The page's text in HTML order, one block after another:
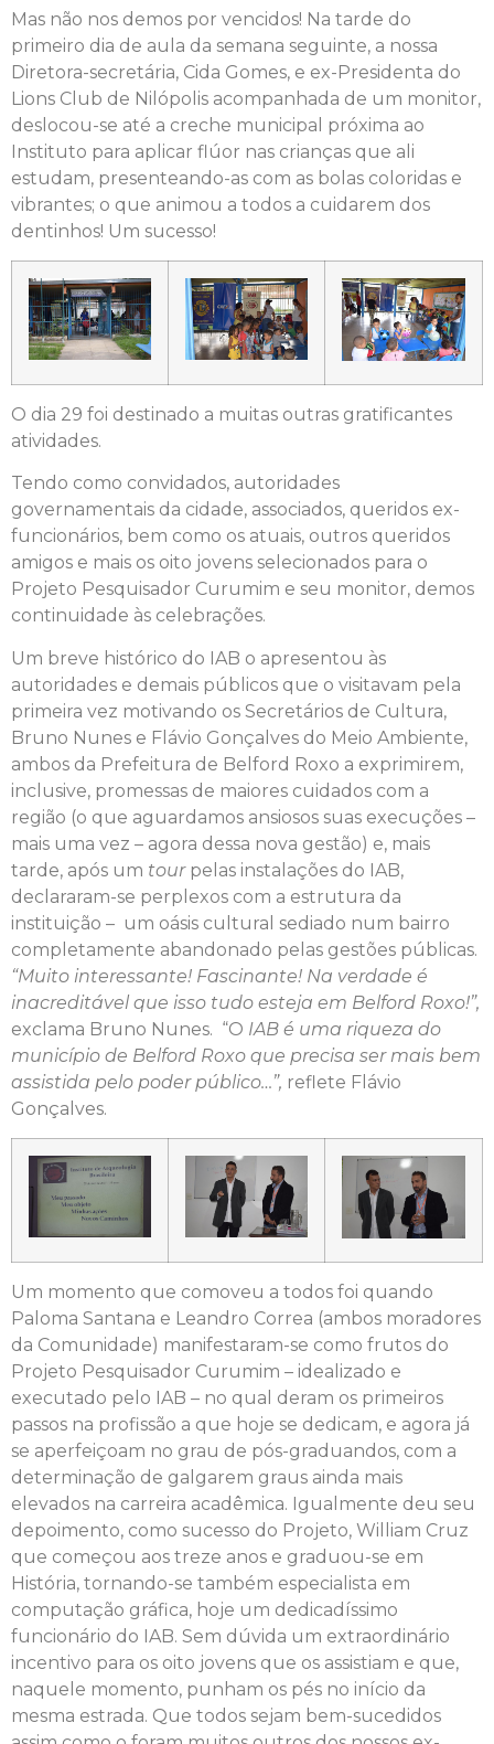
Mas não nos demos por vencidos! Na tarde do
primeiro dia de aula da semana seguinte, a nossa
Diretora-secretária, Cida Gomes, e ex-Presidenta do
Lions Club de Nilópolis acompanhada de um monitor,
deslocou-se até a creche municipal próxima ao
Instituto para aplicar flúor nas crianças que ali
estudam, presenteando-as com as bolas coloridas e
vibrantes; o que animou a todos a cuidarem dos
dentinhos! Um sucesso!
O dia 29 foi destinado a muitas outras gratificantes
atividades.
Tendo como convidados, autoridades
governamentais da cidade, associados, queridos ex-
funcionários, bem como os atuais, outros queridos
amigos e mais os oito jovens selecionados para o
Projeto Pesquisador Curumim e seu monitor, demos
continuidade às celebrações.
Um breve histórico do IAB o apresentou às
autoridades e demais públicos que o visitavam pela
primeira vez motivando os Secretários de Cultura,
Bruno Nunes e Flávio Gonçalves do Meio Ambiente,
ambos da Prefeitura de Belford Roxo a exprimirem,
inclusive, promessas de maiores cuidados com a
região (o que aguardamos ansiosos suas execuções –
mais uma vez – agora dessa nova gestão) e, mais
tarde, após um tour pelas instalações do IAB,
declararam-se perplexos com a estrutura da
instituição – um oásis cultural sediado num bairro
completamente abandonado pelas gestões públicas.
“Muito interessante! Fascinante! Na verdade é
inacreditável que isso tudo esteja em Belford Roxo!”,
exclama Bruno Nunes. “O IAB é uma riqueza do
município de Belford Roxo que precisa ser mais bem
assistida pelo poder público…”, reflete Flávio
Gonçalves.
Um momento que comoveu a todos foi quando
Paloma Santana e Leandro Correa (ambos moradores
da Comunidade) manifestaram-se como frutos do
Projeto Pesquisador Curumim – idealizado e
executado pelo IAB – no qual deram os primeiros
passos na profissão a que hoje se dedicam, e agora já
se aperfeiçoam no grau de pós-graduandos, com a
determinação de galgarem graus ainda mais
elevados na carreira acadêmica. Igualmente deu seu
depoimento, como sucesso do Projeto, William Cruz
que começou aos treze anos e graduou-se em
História, tornando-se também especialista em
computação gráfica, hoje um dedicadíssimo
funcionário do IAB. Sem dúvida um extraordinário
incentivo para os oito jovens que os assistiam e que,
naquele momento, punham os pés no início da
mesma estrada. Que todos sejam bem-sucedidos